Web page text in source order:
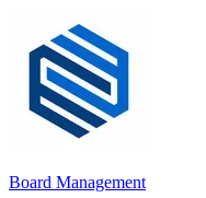
Board Management